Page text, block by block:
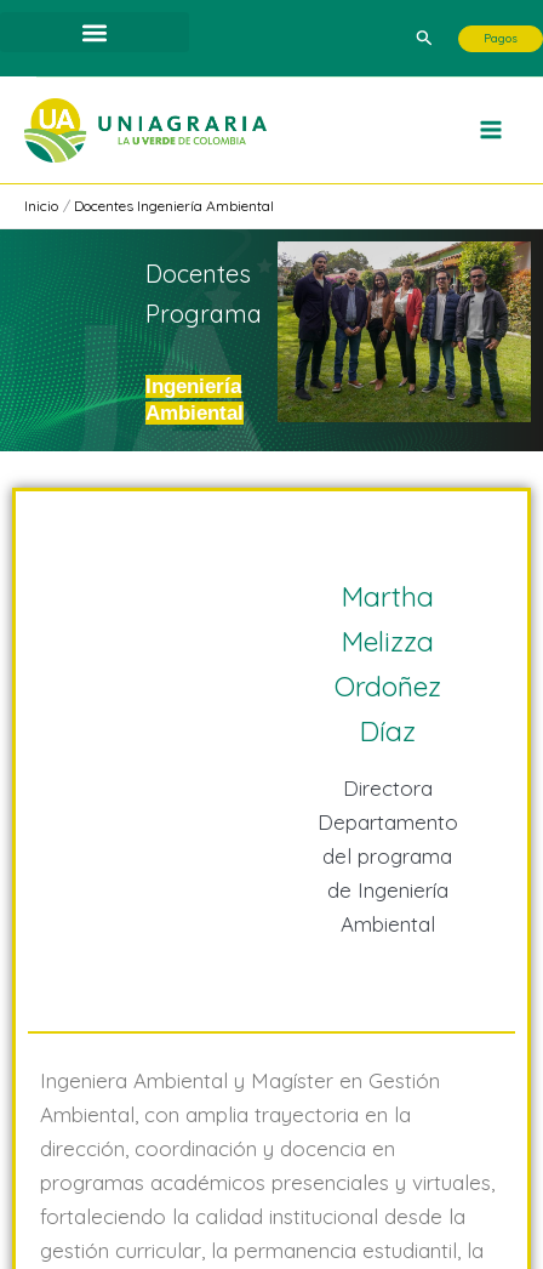
contenido
Buscar Pagos
Inicio Docentes Ingeniería Ambiental
Docentes
Programa
Ingeniería
Ambiental
Martha
Melizza
Ordoñez
Díaz
Directora
Departamento
del programa
de Ingeniería
Ambiental
Ingeniera Ambiental y Magíster en Gestión
Ambiental, con amplia trayectoria en la
dirección, coordinación y docencia en
programas académicos presenciales y virtuales,
fortaleciendo la calidad institucional desde la
gestión curricular, la permanencia estudiantil, la